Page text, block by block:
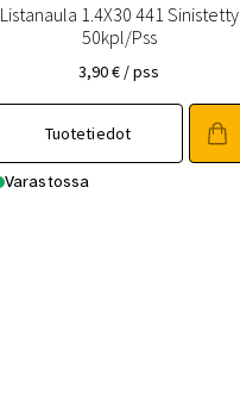
Listanaula 1.4X30 441 Sinistetty
50kpl/Pss
3,90€ / pss
Tuotetiedot
Varastossa